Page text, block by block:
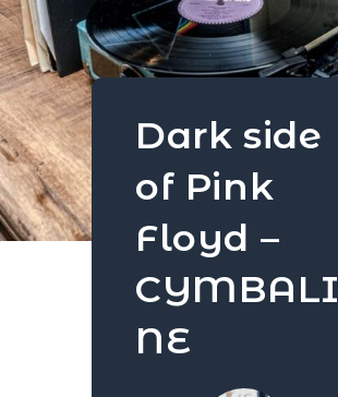
Dark side
of Pink
Floyd –
CYMBALI
NE